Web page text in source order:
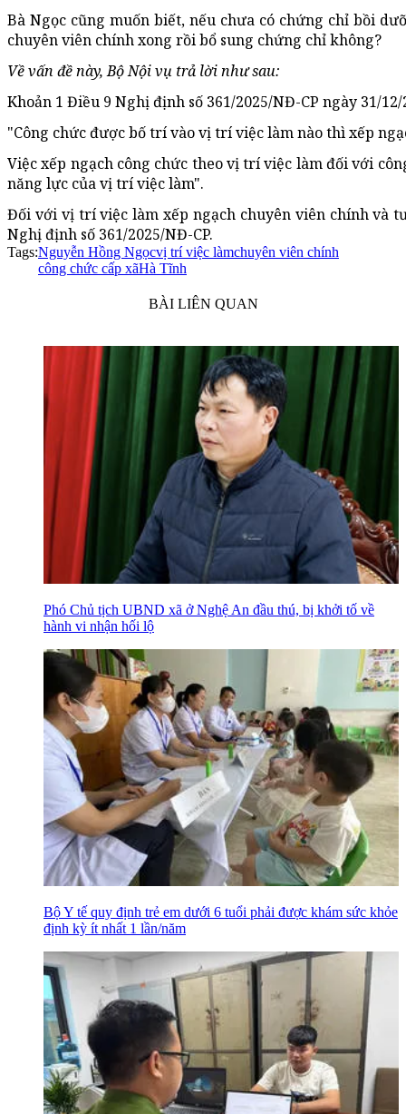
Bà Ngọc cũng muốn biết, nếu chưa có chứng chỉ bồi
chuyên viên chính xong rồi bổ sung chứng chỉ không?
Về vấn đề này, Bộ Nội vụ trả lời như sau:
Khoản 1 Điều 9 Nghị định số 361/2025/NĐ-CP ngày 31/
"Công chức được bố trí vào vị trí việc làm nào thì xếp
Việc xếp ngạch công chức theo vị trí việc làm đối với
năng lực của vị trí việc làm".
Đối với vị trí việc làm xếp ngạch chuyên viên chính và
Nghị định số 361/2025/NĐ-CP.
Tags:Nguyễn Hồng Ngọcvị trí việc làmchuyên viên chính
công chức cấp xãHà Tĩnh
BÀI LIÊN QUAN
Phó Chủ tịch UBND xã ở Nghệ An đầu thú, bị khởi tố về
hành vi nhận hối lộ
Bộ Y tế quy định trẻ em dưới 6 tuổi phải được khám sức khỏe
định kỳ ít nhất 1 lần/năm